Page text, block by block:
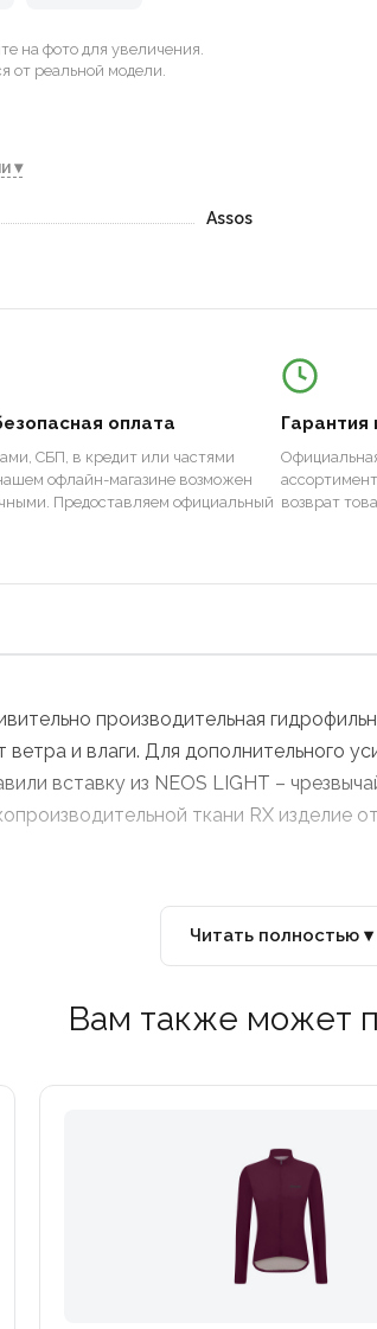
на фото для увеличения.
от реальной модели.
▾
Assos
оплата
СБП, в кредит или частями
офлайн-магазине возможен
Предоставляем официальный
Гарантия
возврат
производительная
и влаги. Для дополнительного
вставку из NEOS LIGHT –
ткани RX изделие
Читать полностью ▾
Вам также может